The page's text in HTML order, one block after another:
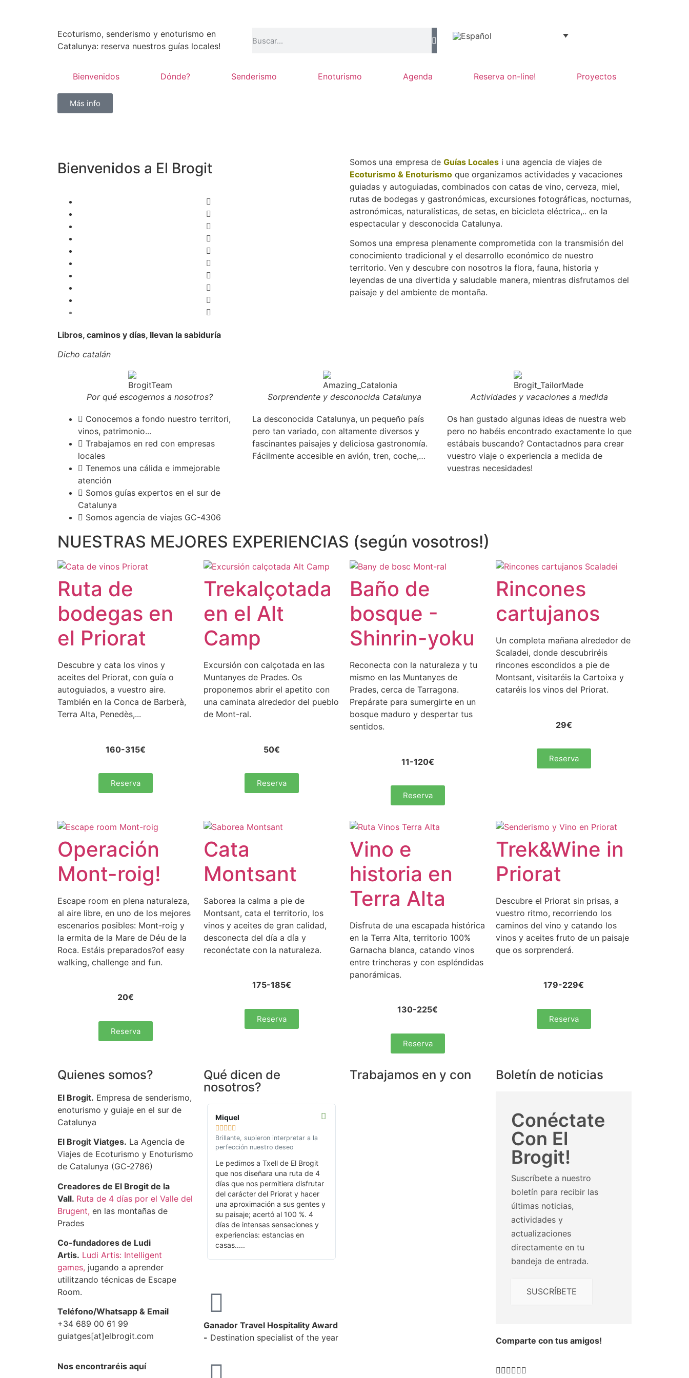
Ecoturismo, senderismo y enoturismo en
Catalunya: reserva nuestros guías locales!
Bienvenidos Dónde? Senderismo Enoturismo Agenda Reserva on-line! Proyectos
Más info
Bienvenidos a El Brogit Somos una empresa de Guías Locales i una agencia de viajes de
Ecoturismo & Enoturismo que organizamos actividades y vacaciones
guiadas y autoguiadas, combinados con catas de vino, cerveza, miel,
rutas de bodegas y gastronómicas, excursiones fotográficas, nocturnas,
astronómicas, naturalísticas, de setas, en bicicleta eléctrica,.. en la
espectacular y desconocida Catalunya.
Somos una empresa plenamente comprometida con la transmisión del
conocimiento tradicional y el desarrollo económico de nuestro
territorio. Ven y descubre con nosotros la flora, fauna, historia y
leyendas de una divertida y saludable manera, mientras disfrutamos del
paisaje y del ambiente de montaña.
Libros, caminos y días, llevan la sabiduría
Dicho catalán
Por qué escogernos a nosotros?
Conocemos a fondo nuestro territori,
vinos, patrimonio...
Trabajamos en red con empresas
locales
Tenemos una cálida e immejorable
atención
Somos guías expertos en el sur de
Catalunya
Somos agencia de viajes GC-4306
Sorprendente y desconocida Catalunya
La desconocida Catalunya, un pequeño país
pero tan variado, con altamente diversos y
fascinantes paisajes y deliciosa gastronomía.
Fácilmente accesible en avión, tren, coche,…
Actividades y vacaciones a medida
Os han gustado algunas ideas de nuestra web
pero no habéis encontrado exactamente lo que
estábais buscando? Contactadnos para crear
vuestro viaje o experiencia a medida de
vuestras necesidades!
NUESTRAS MEJORES EXPERIENCIAS (según vosotros!)
Ruta de
bodegas en
el Priorat
Descubre y cata los vinos y
aceites del Priorat, con guía o
autoguiados, a vuestro aire.
También en la Conca de Barberà,
Terra Alta, Penedès,...
160-315€
Reserva
Trekalçotada
en el Alt
Camp
Excursión con calçotada en las
Muntanyes de Prades. Os
proponemos abrir el apetito con
una caminata alrededor del pueblo
de Mont-ral.
50€
Reserva
Baño de
bosque -
Shinrin-yoku
Reconecta con la naturaleza y tu
mismo en las Muntanyes de
Prades, cerca de Tarragona.
Prepárate para sumergirte en un
bosque maduro y despertar tus
sentidos.
11-120€
Reserva
Rincones
cartujanos
Un completa mañana alrededor de
Scaladei, donde descubriréis
rincones escondidos a pie de
Montsant, visitaréis la Cartoixa y
cataréis los vinos del Priorat.
29€
Reserva
Operación
Mont-roig!
Escape room en plena naturaleza,
al aire libre, en uno de los mejores
escenarios posibles: Mont-roig y
la ermita de la Mare de Déu de la
Roca. Estáis preparados?of easy
walking, challenge and fun.
20€
Reserva
Cata
Montsant
Saborea la calma a pie de
Montsant, cata el territorio, los
vinos y aceites de gran calidad,
desconecta del día a día y
reconéctate con la naturaleza.
175-185€
Reserva
Vino e
historia en
Terra Alta
Disfruta de una escapada histórica
en la Terra Alta, territorio 100%
Garnacha blanca, catando vinos
entre trincheras y con espléndidas
panorámicas.
130-225€
Reserva
Trek&Wine in
Priorat
Descubre el Priorat sin prisas, a
vuestro ritmo, recorriendo los
caminos del vino y catando los
vinos y aceites fruto de un paisaje
que os sorprenderá.
179-229€
Reserva
Quienes somos?
El Brogit. Empresa de senderismo,
enoturismo y guiaje en el sur de
Catalunya
El Brogit Viatges. La Agencia de
Viajes de Ecoturismo y Enoturismo
de Catalunya (GC-2786)
Creadores de El Brogit de la
Vall. Ruta de 4 días por el Valle del
Brugent, en las montañas de
Prades
Co-fundadores de Ludi
Artis. Ludi Artis: Intelligent
games, jugando a aprender
utilitzando técnicas de Escape
Room.
Teléfono/Whatsapp & Email
+34 689 00 61 99
guiatges[at]elbrogit.com
Nos encontraréis aquí
Qué dicen de
nosotros?
Miquel

Brillante, supieron interpretar a la
perfección nuestro deseo
Le pedimos a Txell de El Brogit
que nos diseñara una ruta de 4
días que nos permitiera disfrutar
del carácter del Priorat y hacer
una aproximación a sus gentes y
su paisaje; acertó al 100 %. 4
días de intensas sensaciones y
experiencias: estancias en
casas.....
Una experiencia genial!
Fuimos un grupo de amigos y
nos lo pasamos genial. Nuestra
guía, Meritxell, es toda una
experta en lo relativo al territorio
a demás ser una persona
entrañable y maravillosa. Sobre
los caldos y manjares del Priorat
nada que comentar salvo su
excelencia. Repetiremos sin
Ganador Travel Hospitality Award
- Destination specialist of the year
Trabajamos en y con Boletín de noticias
Conéctate
Con El
Brogit!
Suscríbete a nuestro
boletín para recibir las
últimas noticias,
actividades y
actualizaciones
directamente en tu
bandeja de entrada.
SUSCRÍBETE
Comparte con tus amigos!